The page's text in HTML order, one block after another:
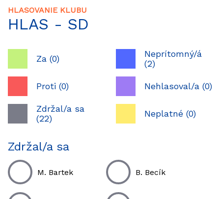
HLASOVANIE KLUBU
HLAS - SD
Za (0)
Proti (0)
Zdržal/a sa
(22)
Neprítomný/á
(2)
Nehlasoval/a (0)
Neplatné (0)
Zdržal/a sa
M. Bartek B. Becík